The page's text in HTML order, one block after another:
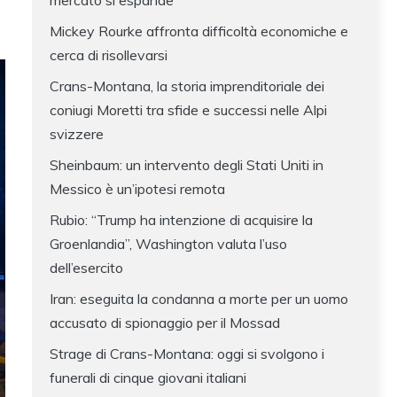
Mickey Rourke affronta difficoltà economiche e
cerca di risollevarsi
Crans-Montana, la storia imprenditoriale dei
coniugi Moretti tra sfide e successi nelle Alpi
svizzere
Sheinbaum: un intervento degli Stati Uniti in
Messico è un’ipotesi remota
Rubio: “Trump ha intenzione di acquisire la
Groenlandia”, Washington valuta l’uso
dell’esercito
Iran: eseguita la condanna a morte per un uomo
accusato di spionaggio per il Mossad
Strage di Crans-Montana: oggi si svolgono i
funerali di cinque giovani italiani